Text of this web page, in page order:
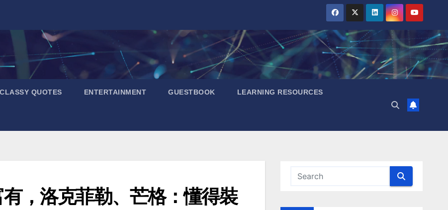
CLASSY QUOTES ENTERTAINMENT GUESTBOOK LEARNING RESOURCES
，洛克菲勒、芒格：懂得裝